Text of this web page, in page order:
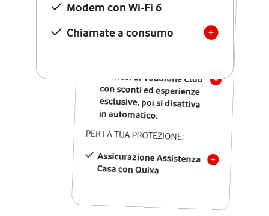
Modem con Wi-Fi 6
Chiamate a consumo
Chiamate illimitate verso
numeri fissi e mobili
nazionali
12 mesi di Vodafone Club
con sconti ed esperienze
esclusive, poi si disattiva
in automatico.
PER LA TUA PROTEZIONE:
Assicurazione Assistenza
Casa con Quixa